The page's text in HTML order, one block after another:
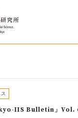
IIS Bulletin」Vol.